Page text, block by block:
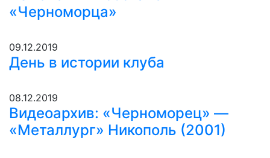
«Черноморца»
09.12.2019
День в истории клуба
08.12.2019
Видеоархив: «Черноморец» —
«Металлург» Никополь (2001)